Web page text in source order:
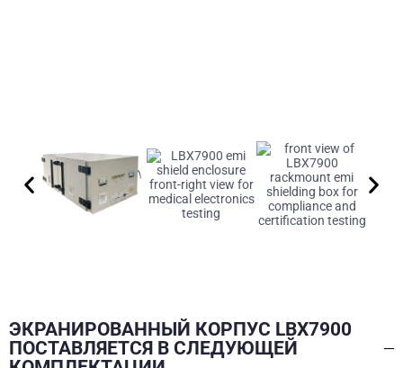
ЭКРАНИРОВАННЫЙ КОРПУС LBX7900
ПОСТАВЛЯЕТСЯ В СЛЕДУЮЩЕЙ